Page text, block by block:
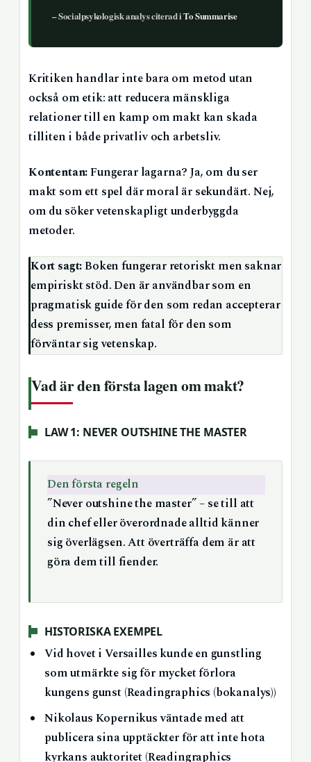
– Socialpsykologisk analys citerad iTo Summarise
Kritiken handlar inte bara om metod utan
också om etik: att reducera mänskliga
relationer till en kamp om makt kan skada
tilliten i både privatliv och arbetsliv.
Kontentan:Fungerar lagarna? Ja, om du ser
makt som ett spel där moral är sekundärt. Nej,
om du söker vetenskapligt underbyggda
metoder.
Kort sagt:Boken fungerar retoriskt men saknar
empiriskt stöd. Den är användbar som en
pragmatisk guide för den som redan accepterar
dess premisser, men fatal för den som
förväntar sig vetenskap.
Vad är den första lagen om makt?
LAW 1: NEVER OUTSHINE THE MASTER
Den första regeln
”Never outshine the master” – se till att
din chef eller överordnade alltid känner
sig överlägsen. Att överträffa dem är att
göra dem till fiender.
HISTORISKA EXEMPEL
Vid hovet i Versailles kunde en gunstling
som utmärkte sig för mycket förlora
kungens gunst (Readingraphics (bokanalys))
Nikolaus Kopernikus väntade med att
publicera sina upptäckter för att inte hota
kyrkans auktoritet (Readingraphics